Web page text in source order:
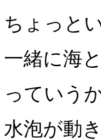
ちょっと
一緒に海
っていう
水泡が動